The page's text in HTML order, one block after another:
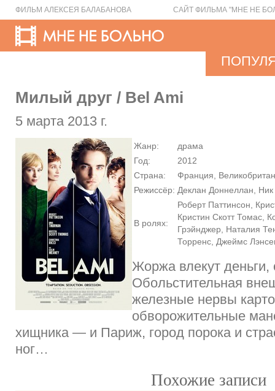
ФИЛЬМ АЛЕКСЕЯ БАЛАБАНОВА САЙТ ФИЛЬМА "МНЕ НЕ
Милый друг / Bel Ami
5 марта 2013 г.
Жанр:
драма
Год:
2012
Страна:
Франция,
Режиссёр: Деклан Доннеллан,
В ролях:
Роберт Паттинсон,
Кристин Скотт Томас,
Грэйнджер, Наталия
Торренс, Джеймс
Жоржа влекут деньги,
Обольстительная
железные нервы
обворожительные
хищника — и Париж, город порока и
ног…
Похожие записи